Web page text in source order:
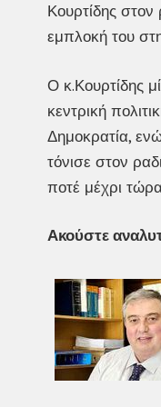
Κουρτίδης
εμπλοκή του
Ο κ.Κουρτίδης
κεντρική
Δημοκρατία,
τόνισε στον
ποτέ μέχρι
Ακούστε